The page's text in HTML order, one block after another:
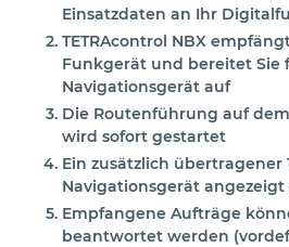
Einsatzdaten an Ihr
TETRAcontrol NBX
Funkgerät und bereitet Sie
Navigationsgerät auf
Die Routenführung auf
wird sofort gestartet
Ein zusätzlich übertragener
Navigationsgerät
Empfangene Aufträge
beantwortet werden